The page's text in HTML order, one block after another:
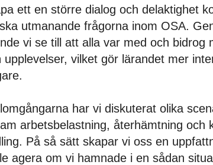
ett en större dialog och delaktighet
utmanande frågorna inom OSA.
vi se till att alla var med och bidrog
upplevelser, vilket gör lärandet mer
har vi diskuterat olika
arbetsbelastning, återhämtning och
På så sätt skapar vi oss en
agera om vi hamnade i en sådan